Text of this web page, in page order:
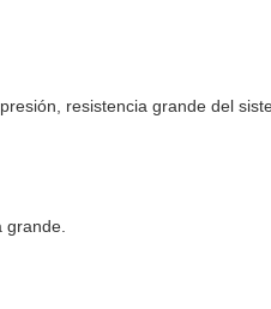
resistencia grande del